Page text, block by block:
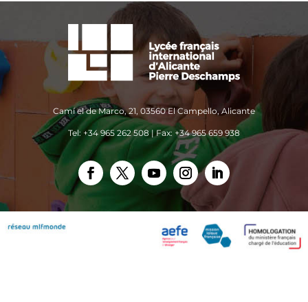
Camí el de Marco, 21, 03560 El Campello, Alicante
Tel: +34 965 262 508 | Fax: +34 965 659 938